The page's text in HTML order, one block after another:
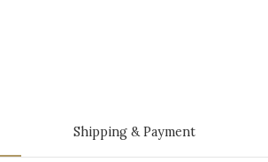
Shipping & Payment